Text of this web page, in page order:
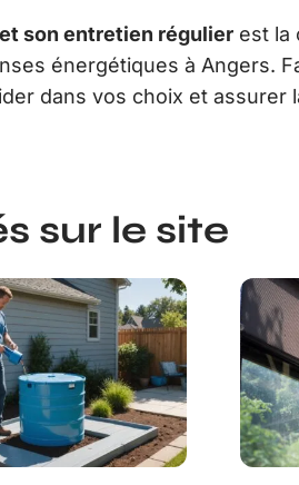
son entretien régulier est la
énergétiques à Angers.
dans vos choix et assurer
sur le site